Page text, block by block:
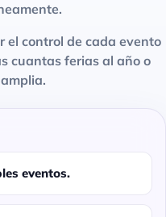
el control de cada evento
cuantas ferias al año o
eventos.